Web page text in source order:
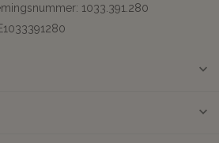
1033.391.280